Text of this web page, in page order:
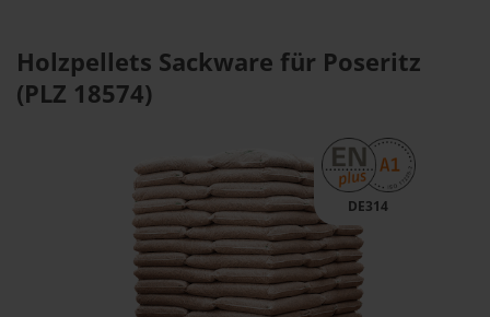
Holzpellets Sackware für Poseritz
(PLZ 18574)
DE314